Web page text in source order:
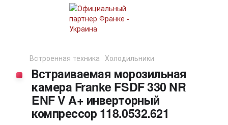
Встроенная техника Холодильники
Встраиваемая морозильная
камера Franke FSDF 330 NR
ENF V A+ инверторный
компрессор 118.0532.621